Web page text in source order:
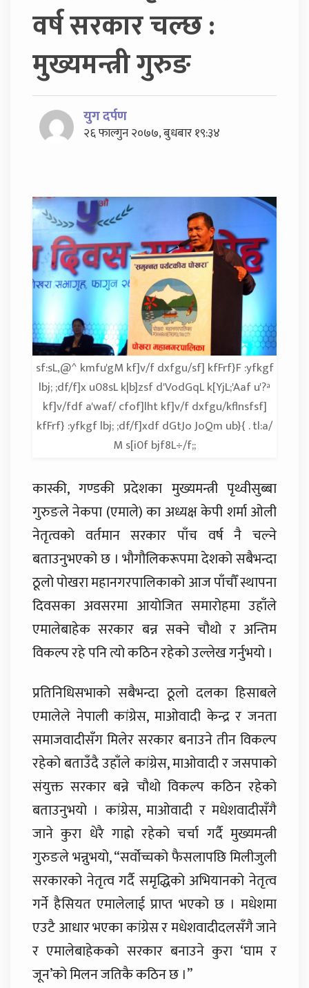
वर्ष सरकार चल्छ :
मुख्यमन्त्री गुरुङ
युग दर्पण
२६ फाल्गुन २०७७, बुधबार १९:३४
sf:sL,@^ kmfu'gM kf]v/f dxfgu/sf] kfFrf}F :yfkgf
lbj; ;df/f]x u08sL k|b]zsf d'VodGqL k[YjL;'Aaf u'?ª
kf]v/fdf a'waf/ cfof]lht kf]v/f dxfgu/kflnsfsf]
kfFrf} :yfkgf lbj; ;df/f]xdf dGtJo JoQm ub}{ . tl:a/
M s[i0f bjf8L÷/f;;
कास्की, गण्डकी प्रदेशका मुख्यमन्त्री पृथ्वीसुब्बा
गुरुङले नेकपा (एमाले) का अध्यक्ष केपी शर्मा ओली
नेतृत्वको वर्तमान सरकार पाँच वर्ष नै चल्ने
बताउनुभएको छ । भौगौलिकरूपमा देशको सबैभन्दा
ठूलो पोखरा महानगरपालिकाको आज पाँचौँ स्थापना
दिवसका अवसरमा आयोजित समारोहमा उहाँले
एमालेबाहेक सरकार बन्न सक्ने चौथो र अन्तिम
विकल्प रहे पनि त्यो कठिन रहेको उल्लेख गर्नुभयो ।
प्रतिनिधिसभाको सबैभन्दा ठूलो दलका हिसाबले
एमालेले नेपाली कांग्रेस, माओवादी केन्द्र र जनता
समाजवादीसँग मिलेर सरकार बनाउने तीन विकल्प
रहेको बताउँदै उहाँले कांग्रेस, माओवादी र जसपाको
संयुक्त सरकार बन्ने चौथो विकल्प कठिन रहेको
बताउनुभयो । कांग्रेस, माओवादी र मधेशवादीसँगै
जाने कुरा धेरै गाह्रो रहेको चर्चा गर्दै मुख्यमन्त्री
गुरुङले भन्नुभयो, “सर्वोच्चको फैसलापछि मिलीजुली
सरकारको नेतृत्व गर्दै समृद्धिको अभियानको नेतृत्व
गर्ने हैसियत एमालेलाई प्राप्त भएको छ । मधेशमा
एउटै आधार भएका कांग्रेस र मधेशवादीदलसँगै जाने
र एमालेबाहेकको सरकार बनाउने कुरा ‘घाम र
जून’को मिलन जतिकै कठिन छ ।”